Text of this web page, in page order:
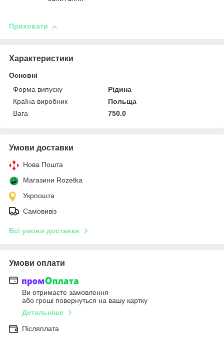
Приховати
Характеристики
Основні
Форма випуску
Рідина
Країна виробник
Польща
Вага
750.0
Умови доставки
Нова Пошта
Магазини Rozetka
Укрпошта
Самовивіз
Всі умови доставки
Умови оплати
Ви отримаєте замовлення
або гроші повернуться на вашу картку
Детальніше
Післяплата